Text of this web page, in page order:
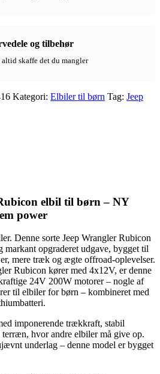
og tilbehør
skaffe det du mangler
Kategori: Elbiler til børn Tag: Jeep
elbil til børn – NY
power
Denne sorte Jeep Wrangler Rubicon
opgraderet udgave, bygget til
mere træk og ægte offroad-oplevelser.
Rubicon kører med 4x12V, er denne
24V 200W motorer – nogle af
til elbiler for børn – kombineret med
imponerende trækkraft, stabil
hvor andre elbiler må give op.
underlag – denne model er bygget